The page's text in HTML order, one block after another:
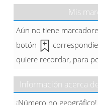
Mis
Aún no tiene
botón
quiere recordar, para
Información acerca
¡Número no geográfico!